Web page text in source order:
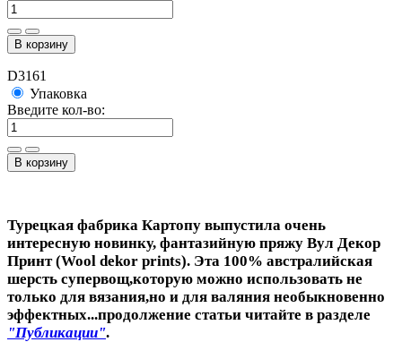
В корзину
D3161
Упаковка
Введите кол-во:
В корзину
Турецкая фабрика Картопу выпустила очень
интересную новинку, фантазийную пряжу Вул Декор
Принт (Wool dekor prints). Эта 100% австралийская
шерсть супервощ,которую можно использовать не
только для вязания,но и для валяния необыкновенно
эффектных...продолжение статьи читайте в разделе
"Публикации".